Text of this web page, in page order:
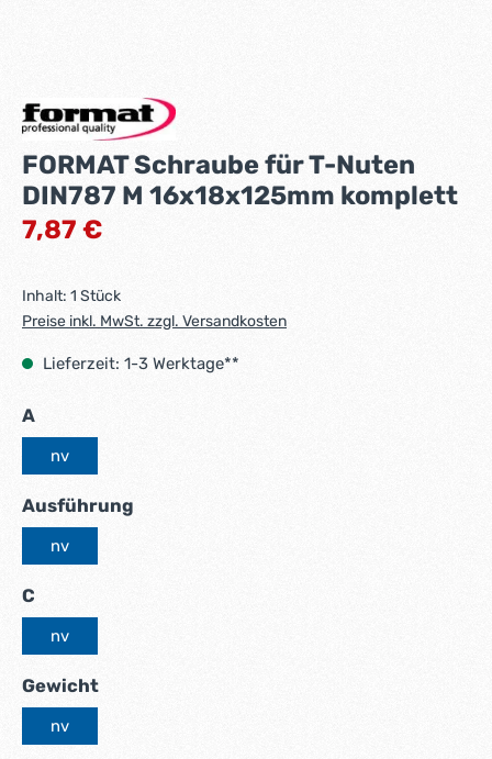
FORMAT Schraube für T-Nuten
DIN787 M 16x18x125mm komplett
Regulärer Preis:
7,87 €
Inhalt: 1 Stück
Preise inkl. MwSt. zzgl. Versandkosten
Lieferzeit: 1-3 Werktage**
Aauswählen
nv
Ausführung
nv
C
nv
Gewichtauswählen
nv